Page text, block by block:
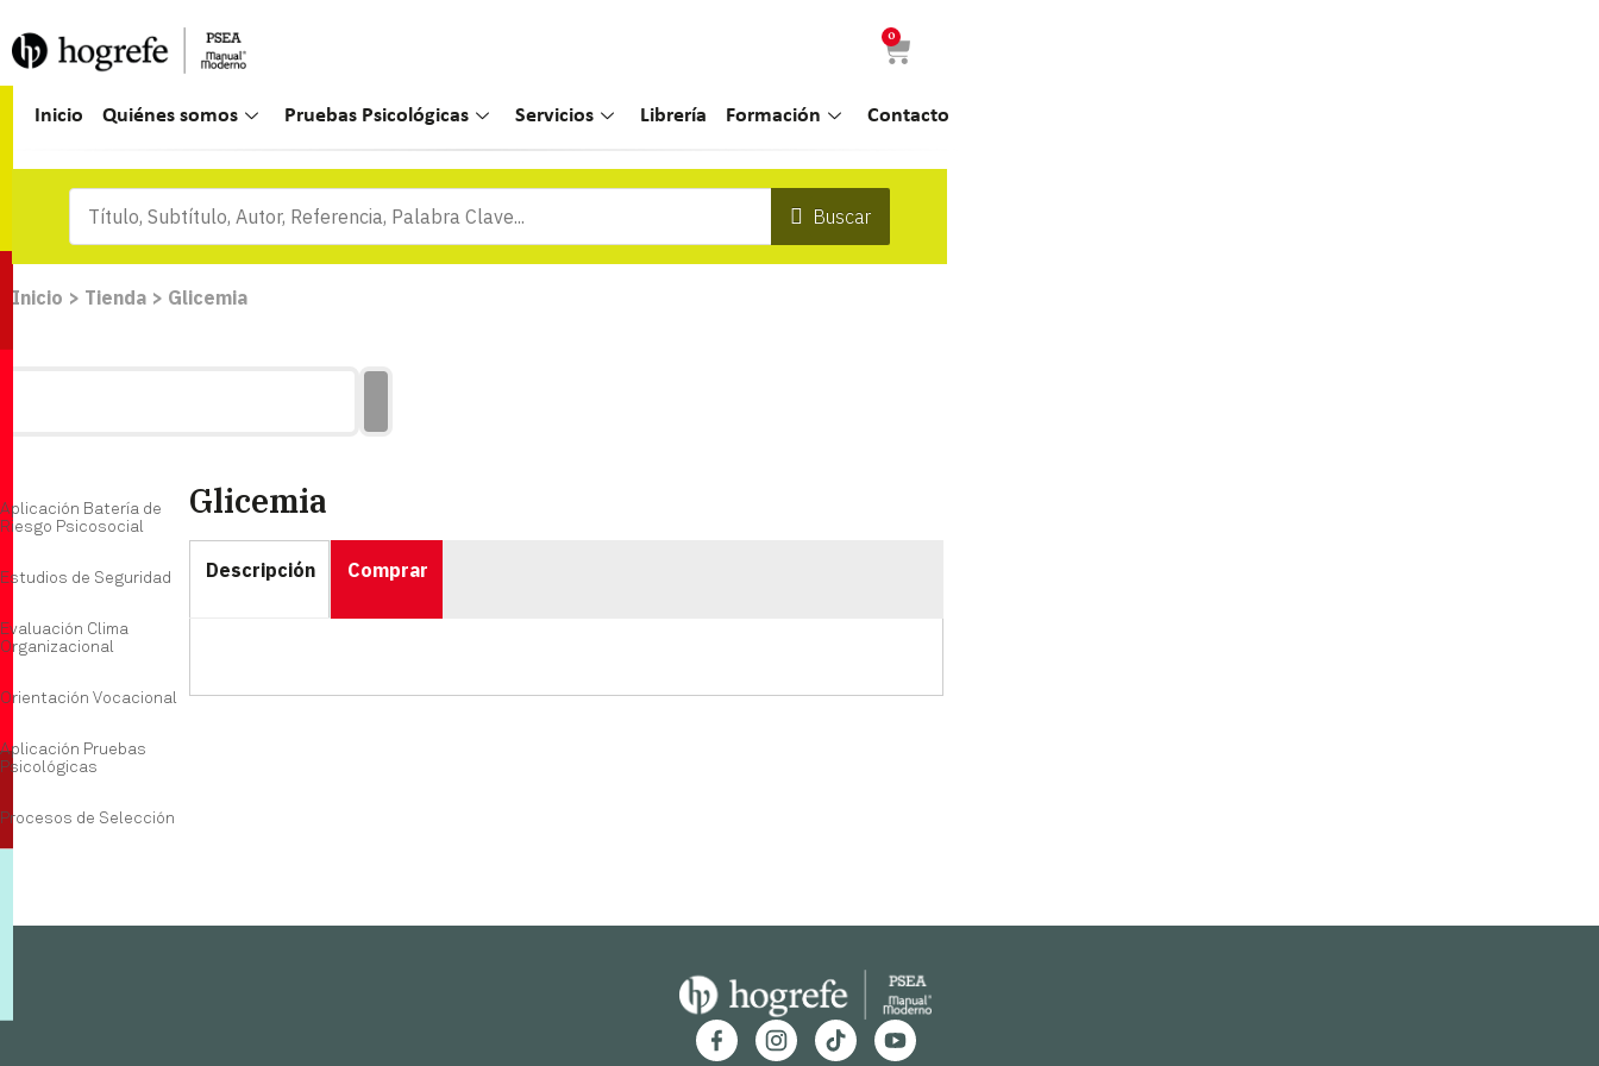
0
Inicio Quiénes somos Pruebas Psicológicas Servicios Librería Formación Contacto
Buscar
Inicio > Tienda > Glicemia
Aplicación Batería de
Riesgo Psicosocial
Estudios de Seguridad
Evaluación Clima
Organizacional
Orientación Vocacional
Aplicación Pruebas
Psicológicas
Procesos de Selección
Glicemia
Descripción Comprar